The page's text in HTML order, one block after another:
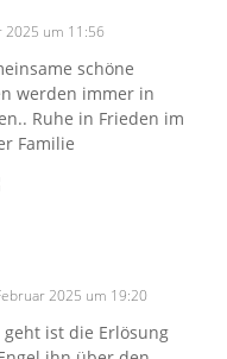
2025 um 11:56
schöne
werden immer in
Ruhe in Frieden im
Familie
2025 um 19:20
ist die Erlösung